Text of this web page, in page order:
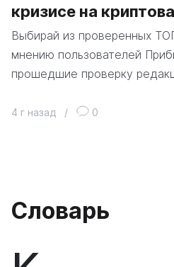
кризисе на
Выбирай из проверенных
мнению пользователей
прошедшие проверку
4 г назад / 0
Словарь